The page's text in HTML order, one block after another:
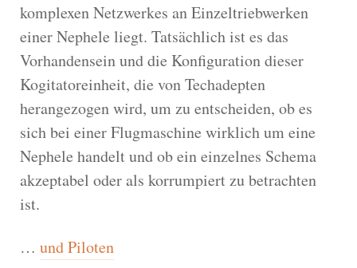
komplexen Netzwerkes an Einzeltriebwerken
einer Nephele liegt. Tatsächlich ist es das
Vorhandensein und die Konfiguration dieser
Kogitatoreinheit, die von Techadepten
herangezogen wird, um zu entscheiden, ob es
sich bei einer Flugmaschine wirklich um eine
Nephele handelt und ob ein einzelnes Schema
akzeptabel oder als korrumpiert zu betrachten
ist.
… und Piloten